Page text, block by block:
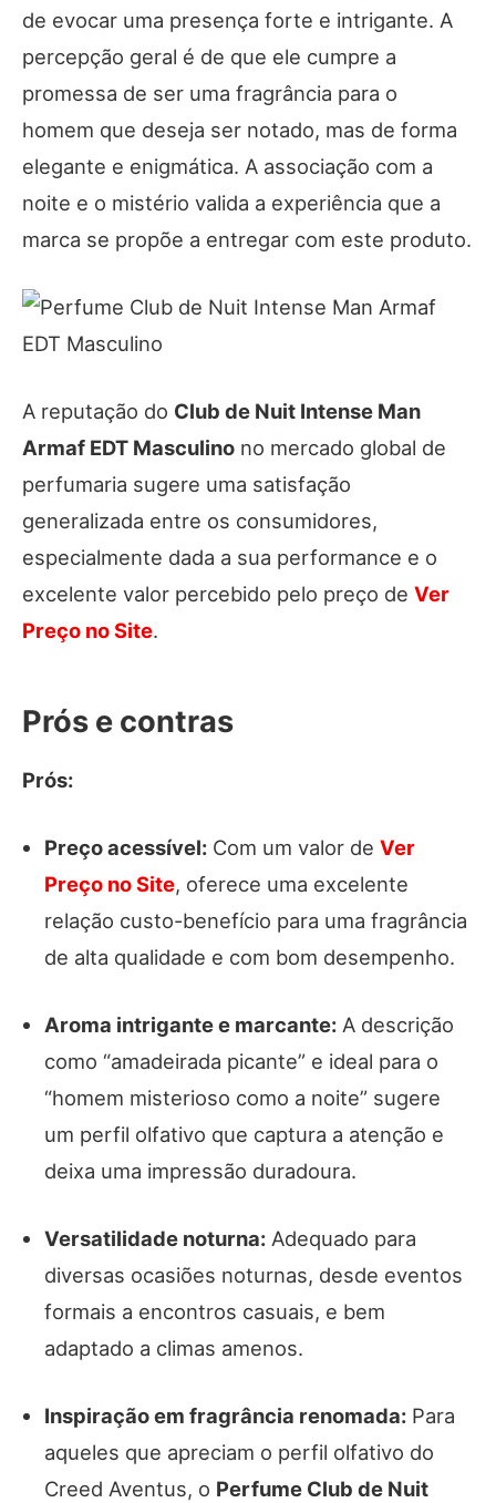
de evocar uma presença forte e intrigante. A
percepção geral é de que ele cumpre a
promessa de ser uma fragrância para o
homem que deseja ser notado, mas de forma
elegante e enigmática. A associação com a
noite e o mistério valida a experiência que a
marca se propõe a entregar com este produto.
A reputação do Club de Nuit Intense Man
Armaf EDT Masculino no mercado global de
perfumaria sugere uma satisfação
generalizada entre os consumidores,
especialmente dada a sua performance e o
excelente valor percebido pelo preço de Ver
Preço no Site.
Prós e contras
Prós:
Preço acessível: Com um valor de Ver
Preço no Site, oferece uma excelente
relação custo-benefício para uma fragrância
de alta qualidade e com bom desempenho.
Aroma intrigante e marcante: A descrição
como “amadeirada picante” e ideal para o
“homem misterioso como a noite” sugere
um perfil olfativo que captura a atenção e
deixa uma impressão duradoura.
Versatilidade noturna: Adequado para
diversas ocasiões noturnas, desde eventos
formais a encontros casuais, e bem
adaptado a climas amenos.
Inspiração em fragrância renomada: Para
aqueles que apreciam o perfil olfativo do
Creed Aventus, o Perfume Club de Nuit